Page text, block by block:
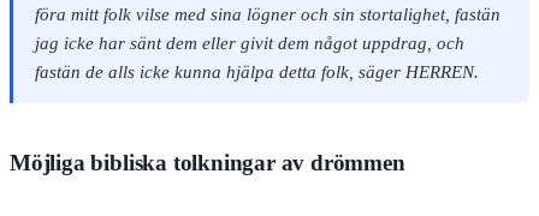
föra mitt folk vilse med sina lögner och sin stortalighet, fastän
jag icke har sänt dem eller givit dem något uppdrag, och
fastän de alls icke kunna hjälpa detta folk, säger HERREN.
Möjliga bibliska tolkningar av drömmen